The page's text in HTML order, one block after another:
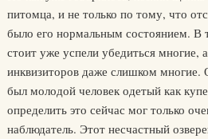
питомца, и не только по тому, что
было его нормальным состоянием. В
стоит уже успели убедиться многие,
инквизиторов даже слишком многие.
был молодой человек одетый как
определить это сейчас мог только
наблюдатель. Этот несчастный